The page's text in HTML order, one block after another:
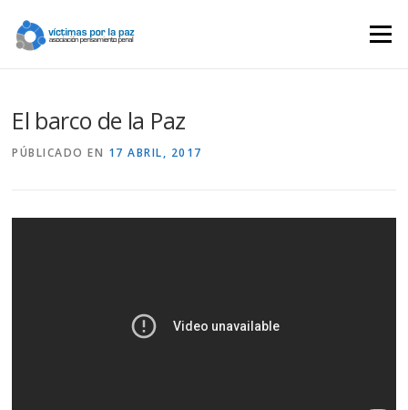
contenido
Menú
El barco de la Paz
PÚBLICADO EN 17 ABRIL, 2017